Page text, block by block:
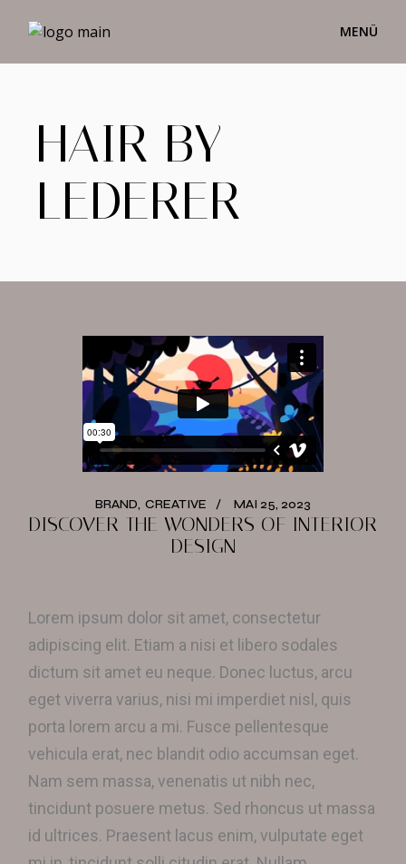
HAIR BY
LEDERER
BRAND CREATIVE MAI 25, 2023
DISCOVER THE WONDERS OF INTERIOR
DESIGN
Lorem ipsum dolor sit amet, consectetur
adipiscing elit. Etiam a nisi et libero sodales
dictum sit amet eu neque. Donec luctus, arcu
eget viverra varius, nisi mi imperdiet nisl, quis
porta lorem arcu a mi. Fusce pellentesque
vehicula erat, nec blandit odio accumsan eget.
Nam sem massa, venenatis ut nibh nec,
tincidunt posuere metus. Sed rhoncus ut massa
id ultrices. Praesent lacus enim, vulputate eget